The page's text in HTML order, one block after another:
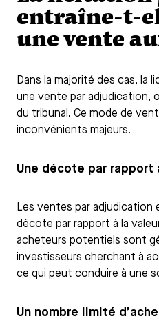
entraîne-t-
une vente
Dans la majorité des cas, la
une vente par adjudication,
du tribunal. Ce mode de
inconvénients majeurs.
Une décote par rapport
Les ventes par
décote par rapport à la
acheteurs potentiels sont
investisseurs cherchant à
ce qui peut conduire à une
Un nombre limité